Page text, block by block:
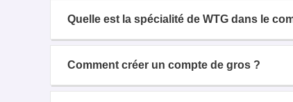
Quelle est la spécialité de WTG dans le
Comment créer un compte de gros ?